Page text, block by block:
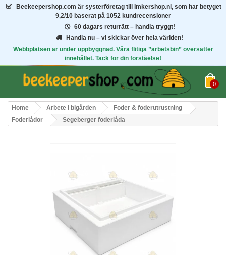
Beekeepershop.com är systerföretag till Imkershop.nl, som har betyget
9,2/10 baserat på 1052 kundrecensioner
60 dagars returrätt – handla tryggt!
Handla nu – vi skickar över hela världen!
Webbplatsen är under uppbyggnad. Våra flitiga ”arbetsbin” översätter
innehållet. Tack för din förståelse!
0
Home Arbete i bigården
Foder & foderutrustning
Foderlådor
Segeberger foderlåda